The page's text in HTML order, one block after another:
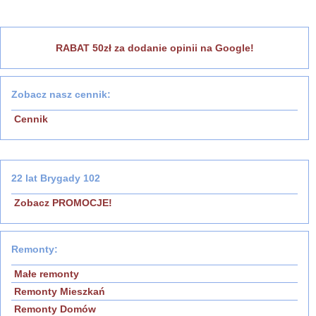
RABAT 50zł za dodanie opinii na Google!
Zobacz nasz cennik:
Cennik
22 lat Brygady 102
Zobacz PROMOCJE!
Remonty:
Małe remonty
Remonty Mieszkań
Remonty Domów